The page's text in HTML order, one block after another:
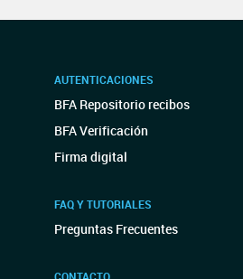
AUTENTICACIONES
BFA Repositorio recibos
BFA Verificación
Firma digital
FAQ Y TUTORIALES
Preguntas Frecuentes